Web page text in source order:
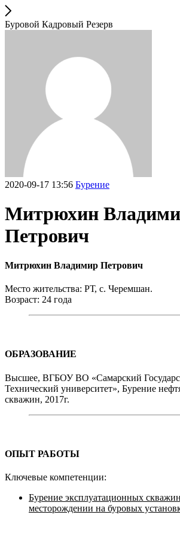
Буровой Кадровый Резерв
2020-09-17 13:56 Бурение
Митрюхин
Петрович
Митрюхин Владимир Петрович
Место жительства: РТ, с. Черемшан.
Возраст: 24 года
ОБРАЗОВАНИЕ
Высшее, ВГБОУ ВО «Самарский
Технический университет», Бурение
скважин, 2017г.
ОПЫТ РАБОТЫ
Ключевые компетенции:
Бурение эксплуатационных
месторождении на буровых